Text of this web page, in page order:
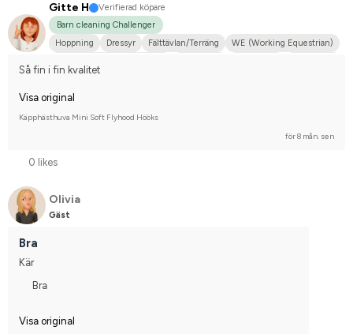
Gitte H
Verifierad köpare
Barn cleaning Challenger
Hoppning
Dressyr Fälttävlan/Terräng
WE (Working Equestrian)
Så fin i fin kvalitet
Visa original
Käpphästhuva Mini Soft Flyhood Hööks
för 8 mån. sen
0 likes
Olivia
Gäst
Bra
Kär
Bra
Visa original